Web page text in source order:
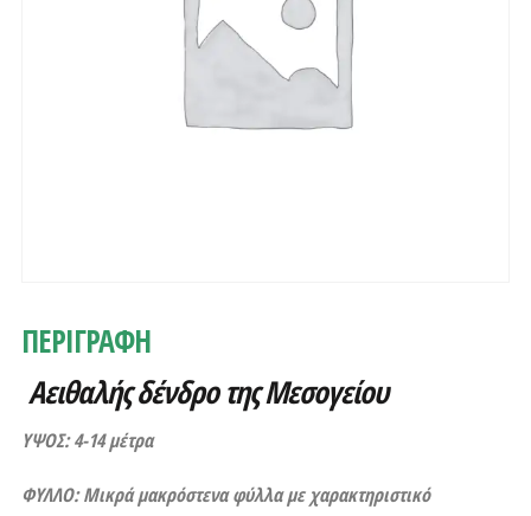
ΠΕΡΙΓΡΑΦΗ
Αειθαλής δένδρο της Μεσογείου
ΥΨΟΣ: 4-14 μέτρα
ΦΥΛΛΟ: Μικρά μακρόστενα φύλλα με χαρακτηριστικό